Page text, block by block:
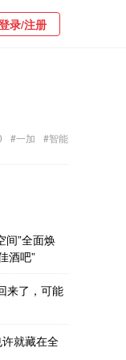
录/注册
#一加 #智能
间”全面焕
酒吧”
来了，可能
就藏在全